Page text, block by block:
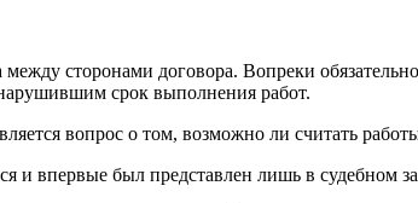
сторонами договора. Вопреки
срок выполнения работ.
вопрос о том, возможно ли считать
и впервые был представлен лишь в судебном